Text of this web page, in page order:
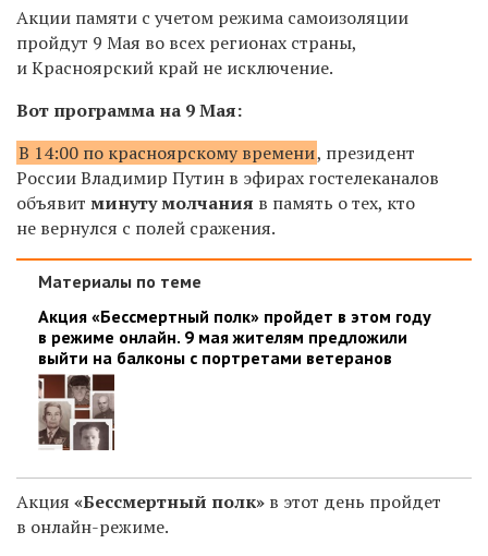
Акции памяти с учетом режима самоизоляции
пройдут 9 Мая во всех регионах страны,
и Красноярский край не исключение.
Вот программа на 9 Мая:
В 14:00 по красноярскому времени, президент
России Владимир Путин в эфирах гостелеканалов
объявит минуту молчания в память о тех, кто
не вернулся с полей сражения.
Материалы по теме
Акция «Бессмертный полк» пройдет в этом году
в режиме онлайн. 9 мая жителям предложили
выйти на балконы с портретами ветеранов
Акция «Бессмертный полк» в этот день пройдет
в онлайн-режиме.